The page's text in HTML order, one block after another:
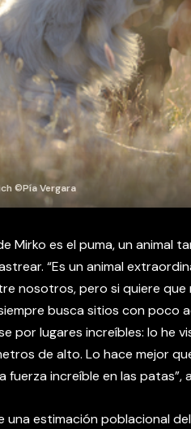
©Pía Vergara
Mirko es el puma, un animal
“Es un animal
nosotros, pero si quiere que
busca sitios con poco
por lugares increíbles: lo he
de alto. Lo hace mejor
fuerza increíble en las patas”,
una estimación poblacional